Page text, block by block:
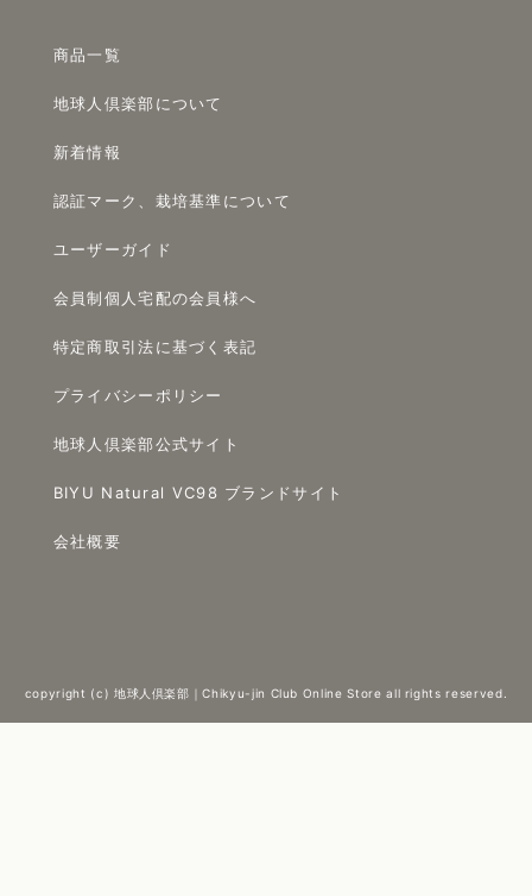
商品一覧
地球人倶楽部について
新着情報
認証マーク、栽培基準について
ユーザーガイド
会員制個人宅配の会員様へ
特定商取引法に基づく表記
プライバシーポリシー
地球人倶楽部公式サイト
BIYU Natural VC98 ブランドサイト
会社概要
copyright (c) 地球人倶楽部｜Chikyu-jin Club Online Store all rights reserved.